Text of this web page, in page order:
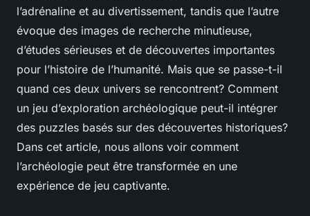
l’adrénaline et au divertissement, tandis que l’autre
évoque des images de recherche minutieuse,
d’études sérieuses et de découvertes importantes
pour l’histoire de l’humanité. Mais que se passe-t-il
quand ces deux univers se rencontrent? Comment
un jeu d’exploration archéologique peut-il intégrer
des puzzles basés sur des découvertes historiques?
Dans cet article, nous allons voir comment
l’archéologie peut être transformée en une
expérience de jeu captivante.